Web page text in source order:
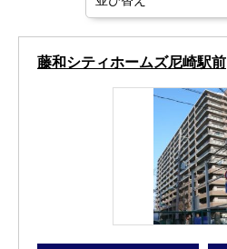
藤和シティホームズ尼崎駅前